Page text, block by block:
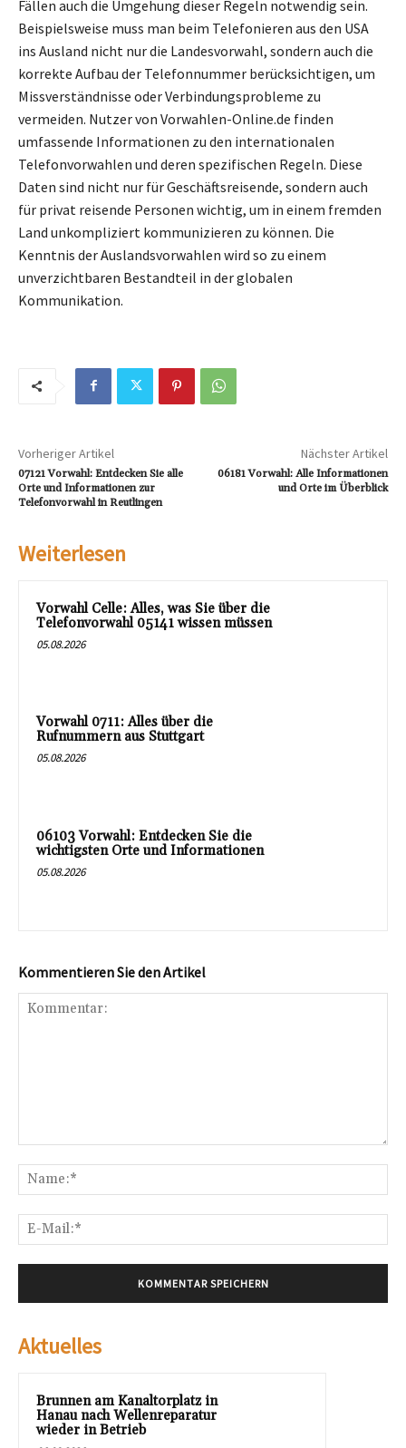
Fällen auch die Umgehung dieser Regeln notwendig sein.
Beispielsweise muss man beim Telefonieren aus den USA
ins Ausland nicht nur die Landesvorwahl, sondern auch die
korrekte Aufbau der Telefonnummer berücksichtigen, um
Missverständnisse oder Verbindungsprobleme zu
vermeiden. Nutzer von Vorwahlen-Online.de finden
umfassende Informationen zu den internationalen
Telefonvorwahlen und deren spezifischen Regeln. Diese
Daten sind nicht nur für Geschäftsreisende, sondern auch
für privat reisende Personen wichtig, um in einem fremden
Land unkompliziert kommunizieren zu können. Die
Kenntnis der Auslandsvorwahlen wird so zu einem
unverzichtbaren Bestandteil in der globalen
Kommunikation.
Vorheriger Artikel
07121 Vorwahl: Entdecken Sie alle
Orte und Informationen zur
Telefonvorwahl in Reutlingen
Nächster Artikel
06181 Vorwahl: Alle Informationen
und Orte im Überblick
Weiterlesen
Vorwahl Celle: Alles, was Sie über die
Telefonvorwahl 05141 wissen müssen
05.08.2026
Vorwahl 0711: Alles über die
Rufnummern aus Stuttgart
05.08.2026
06103 Vorwahl: Entdecken Sie die
wichtigsten Orte und Informationen
05.08.2026
Kommentieren Sie den Artikel
Aktuelles
Brunnen am Kanaltorplatz in
Hanau nach Wellenreparatur
wieder in Betrieb